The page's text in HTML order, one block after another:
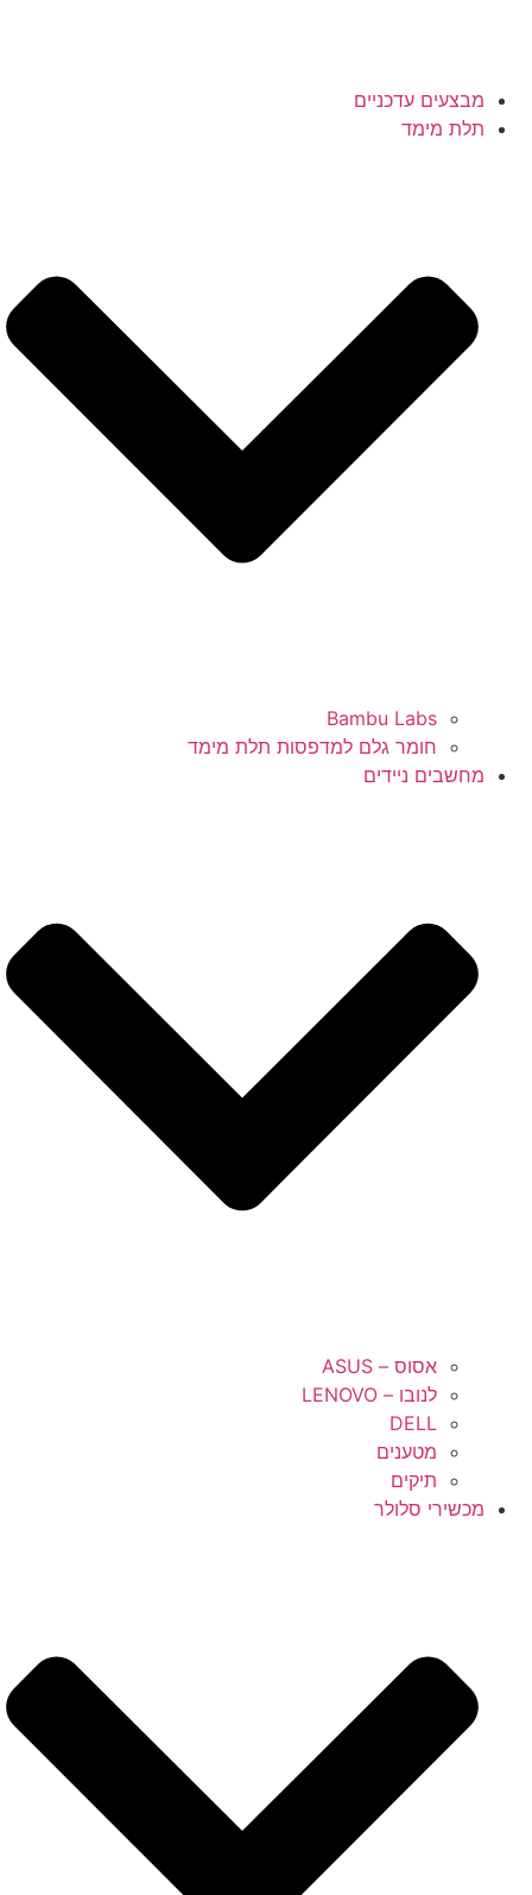
מבצעים עדכניים
תלת מימד
Bambu Labs
חומר גלם למדפסות תלת מימד
מחשבים ניידים
אסוס – ASUS
לנובו – LENOVO
DELL
מטענים
תיקים
מכשירי סלולר